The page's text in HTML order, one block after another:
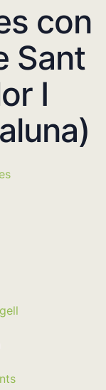
con
Sant
I